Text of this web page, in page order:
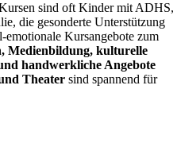
sind oft Kinder mit ADHS,
die gesonderte Unterstützung
emotionale Kursangebote zum
Medienbildung, kulturelle
handwerkliche Angebote
Theater sind spannend für